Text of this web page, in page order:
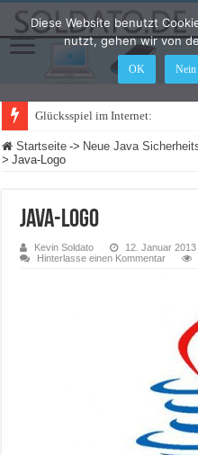
Glücksspiel im Internet: Was
Startseite -> Neue Java
> Java-Logo
Java-Logo
Kevin Soldato
12. Januar 2013
Hinterlasse einen Kommentar
Diese Website benutzt
nutzt, gehen wir von
OK Nein